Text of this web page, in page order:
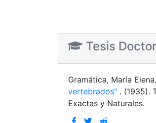
Tesis
Gramática, María Elena.
vertebrados" . (1935).
Exactas y Naturales.